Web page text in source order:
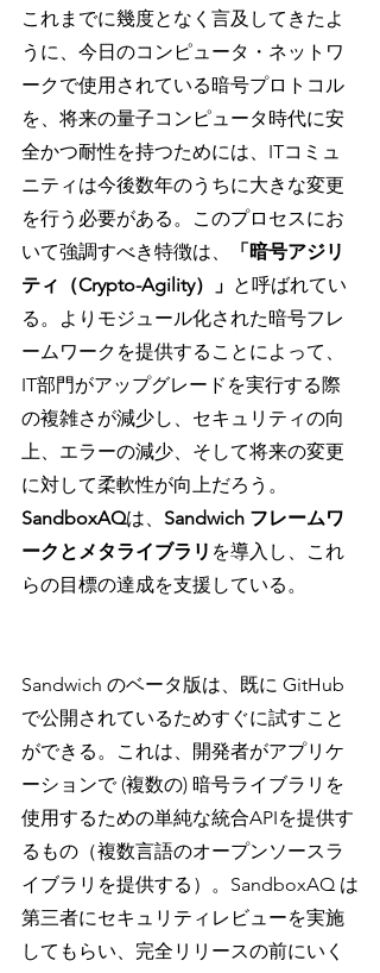
これまでに幾度となく言及してきたよ
うに、今日のコンピュータ・ネットワ
ークで使用されている暗号プロトコル
を、将来の量子コンピュータ時代に安
全かつ耐性を持つためには、ITコミュ
ニティは今後数年のうちに大きな変更
を行う必要がある。このプロセスにお
いて強調すべき特徴は、
「暗号アジリ
ティ（Crypto-Agility）」 と呼ばれてい
る。よりモジュール化された暗号フレ
ームワークを提供することによって、
IT部門がアップグレードを実行する際
の複雑さが減少し、セキュリティの向
上、エラーの減少、そして将来の変更
に対して柔軟性が向上だろう。
SandboxAQは、 Sandwich フレームワ
ークとメタライブラリ を導入し、これ
らの目標の達成を支援している。
Sandwich のベータ版は、既に GitHub
で公開されているためすぐに試すこと
ができる。これは、開発者がアプリケ
ーションで (複数の) 暗号ライブラリを
使用するための単純な統合APIを提供す
るもの（複数言語のオープンソースラ
イブラリを提供する）。SandboxAQ は
第三者にセキュリティレビューを実施
してもらい、完全リリースの前にいく